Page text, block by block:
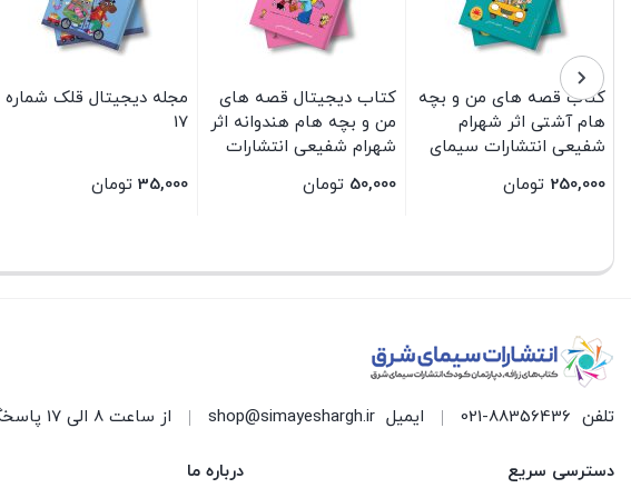
کتاب قصه های من و بچه
هام آشتی اثر شهرام
شفیعی انتشارات سیمای
250,000 تومان
کتاب دیجیتال قصه های
من و بچه هام هندوانه اثر
شهرام شفیعی انتشارات
50,000 تومان
مجله دیجیتال قلک شماره
17
35,000 تومان
تلفن 021-88356436 ایمیل shop@simayeshargh.ir از ساعت 8 الی 17 پاسخگوی شما هستیم.
دسترسی سریع درباره ما